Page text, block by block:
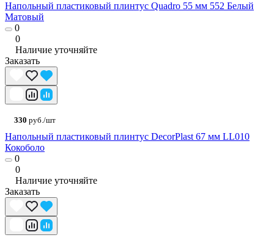
Напольный пластиковый плинтус Quadro 55 мм 552 Белый
Матовый
0
0
Наличие уточняйте
Заказать
330 руб./шт
Напольный пластиковый плинтус DecorPlast 67 мм LL010
Кокоболо
0
0
Наличие уточняйте
Заказать